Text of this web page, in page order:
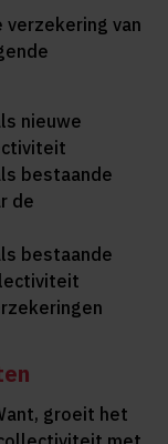
van
nieuwe
bestaande
de
bestaande
groeit het